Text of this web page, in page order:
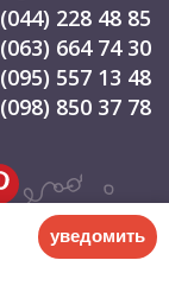
уведомить
(044) 228 48 85
(063) 664 74 30
(095) 557 13 48
(098) 850 37 78